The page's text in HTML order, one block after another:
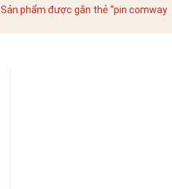
Sản phẩm được gắn thẻ “pin comway